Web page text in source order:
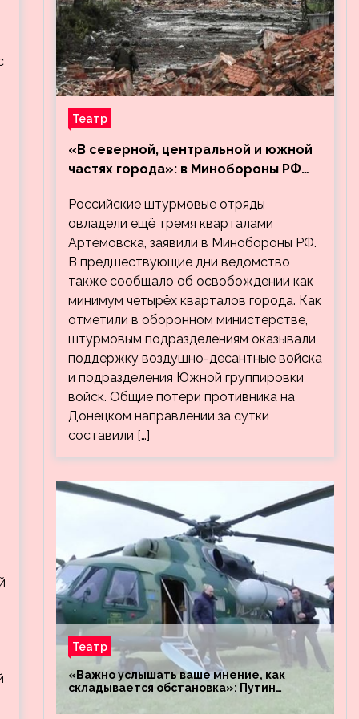
Театр
«В северной, центральной и южной
частях города»: в Минобороны РФ
кварталов Артёмовска
Российские штурмовые отряды
овладели ещё тремя кварталами
Артёмовска, заявили в Минобороны РФ.
В предшествующие дни ведомство
также сообщало об освобождении как
минимум четырёх кварталов города. Как
отметили в оборонном министерстве,
штурмовым подразделениям оказывали
поддержку воздушно-десантные войска
и подразделения Южной группировки
войск. Общие потери противника на
Донецком направлении за сутки
составили […]
Театр
«Важно услышать ваше мнение, как
складывается обстановка»: Путин
«Днепр» и «Восток»